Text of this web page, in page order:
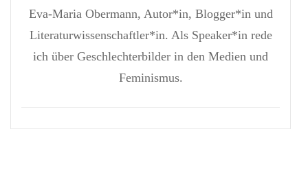
Eva-Maria Obermann, Autor*in, Blogger*in und
Literaturwissenschaftler*in. Als Speaker*in rede
ich über Geschlechterbilder in den Medien und
Feminismus.